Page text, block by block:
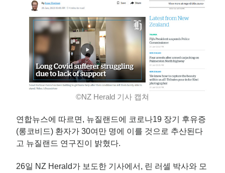
©NZ Herald 기사 캡쳐
연합뉴스에 따르면, 뉴질랜드에 코로나19 장기 후유증
(롱코비드) 환자가 30여만 명에 이를 것으로 추산된다
고 뉴질랜드 연구진이 밝혔다.
26일 NZ Herald가 보도한 기사에서, 린 러셀 박사와 모